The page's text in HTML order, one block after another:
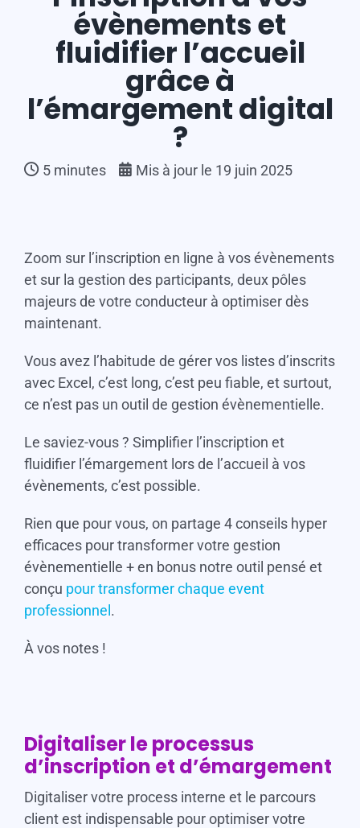
évènements et
fluidifier l’accueil
grâce à
l’émargement digital
?
5minutes Mis à jour le 19 juin 2025
Zoom sur l’inscription en ligne à vos évènements
et sur la gestion des participants, deux pôles
majeurs de votre conducteur à optimiser dès
maintenant.
Vous avez l’habitude de gérer vos listes d’inscrits
avec Excel, c’est long, c’est peu fiable, et surtout,
ce n’est pas un outil de gestion évènementielle.
Le saviez-vous ? Simplifier l’inscription et
fluidifier l’émargement lors de l’accueil à vos
évènements, c’est possible.
Rien que pour vous, on partage 4 conseils hyper
efficaces pour transformer votre gestion
évènementielle + en bonus notre outil pensé et
conçu pour transformer chaque event
professionnel .
À vos notes !
Digitaliser le processus
d’inscription et d’émargement
Digitaliser votre process interne et le parcours
client est indispensable pour optimiser votre